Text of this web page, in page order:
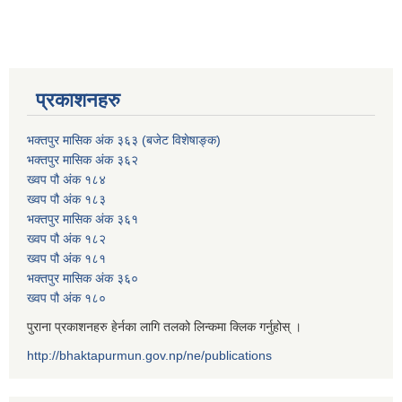
प्रकाशनहरु
भक्तपुर मासिक अंक ३६३ (बजेट विशेषाङ्क)
भक्तपुर मासिक अंक ३६२
ख्वप पौ अंक १८४
ख्वप पौ अंक १८३
भक्तपुर मासिक अंक ३६१
ख्वप पौ अंक १८२
ख्वप पौ अंक १८१
भक्तपुर मासिक अंक ३६०
ख्वप पौ अंक १८०
पुराना प्रकाशनहरु हेर्नका लागि तलको लिन्कमा क्लिक गर्नुहोस् ।
http://bhaktapurmun.gov.np/ne/publications